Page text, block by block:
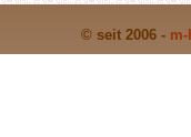
© seit 2006 -